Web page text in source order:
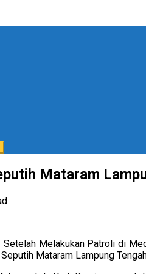
Mataram
Melakukan Patroli di
Mataram Lampung